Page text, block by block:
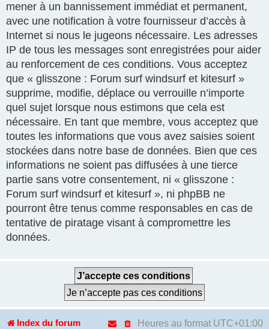
mener à un bannissement immédiat et permanent,
avec une notification à votre fournisseur d’accès à
Internet si nous le jugeons nécessaire. Les adresses
IP de tous les messages sont enregistrées pour aider
au renforcement de ces conditions. Vous acceptez
que « glisszone : Forum surf windsurf et kitesurf »
supprime, modifie, déplace ou verrouille n’importe
quel sujet lorsque nous estimons que cela est
nécessaire. En tant que membre, vous acceptez que
toutes les informations que vous avez saisies soient
stockées dans notre base de données. Bien que ces
informations ne soient pas diffusées à une tierce
partie sans votre consentement, ni « glisszone :
Forum surf windsurf et kitesurf », ni phpBB ne
pourront être tenus comme responsables en cas de
tentative de piratage visant à compromettre les
données.
Index du forum Heures au format UTC+01:00